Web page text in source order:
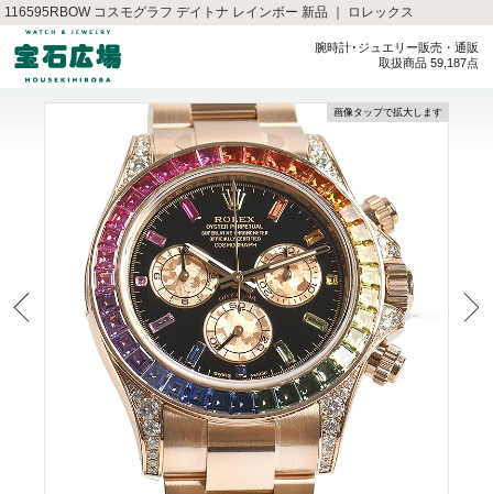
116595RBOW コスモグラフ デイトナ レインボー 新品 ｜ ロレックス
腕時計･ジュエリー販売・通販
取扱商品 59,187点
画像タップで拡大します